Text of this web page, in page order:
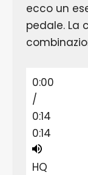
ecco un
pedale. La
0:00
/
0:14
0:14
HQ